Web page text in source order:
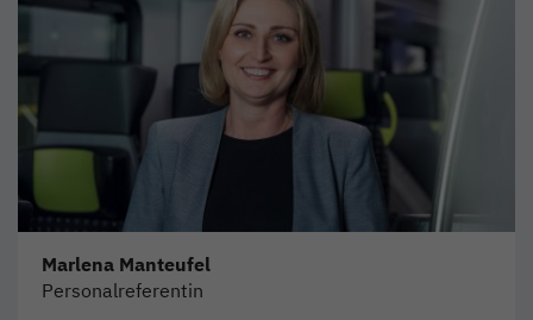
Marlena Manteufel
Personalreferentin